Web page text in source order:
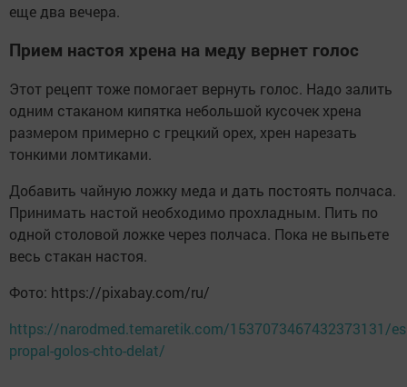
еще два вечера.
Прием настоя хрена на меду вернет голос
Этот рецепт тоже помогает вернуть голос. Надо залить
одним стаканом кипятка небольшой кусочек хрена
размером примерно с грецкий орех, хрен нарезать
тонкими ломтиками.
Добавить чайную ложку меда и дать постоять полчаса.
Принимать настой необходимо прохладным. Пить по
одной столовой ложке через полчаса. Пока не выпьете
весь стакан настоя.
Фото: https://pixabay.com/ru/
https://narodmed.temaretik.com/1537073467432373131/
propal-golos-chto-delat/